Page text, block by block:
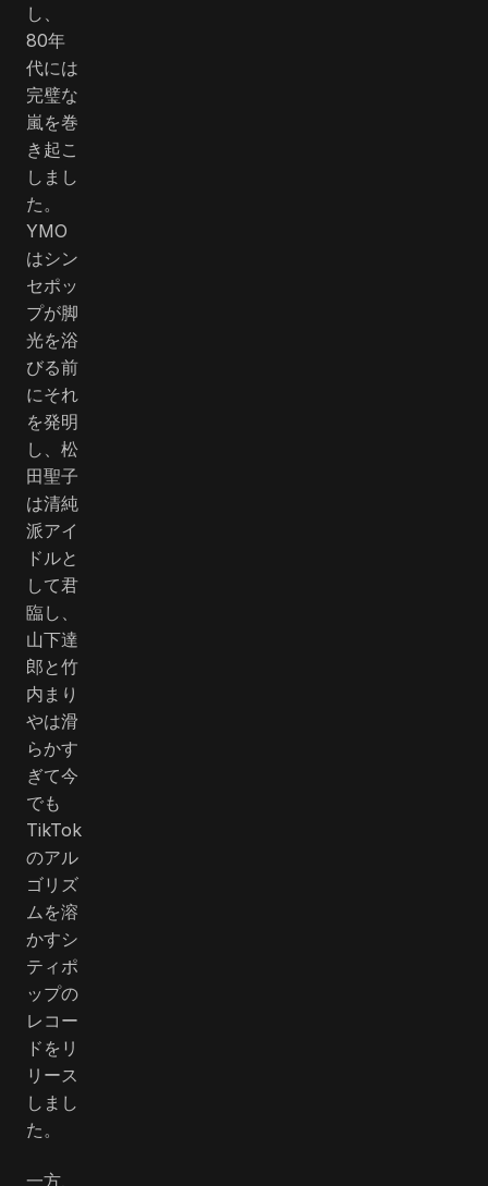
し、
80年
代には
完璧な
嵐を巻
き起こ
しまし
た。
YMO
はシン
セポッ
プが脚
光を浴
びる前
にそれ
を発明
し、松
田聖子
は清純
派アイ
ドルと
して君
臨し、
山下達
郎と竹
内まり
やは滑
らかす
ぎて今
でも
TikTok
のアル
ゴリズ
ムを溶
かすシ
ティポ
ップの
レコー
ドをリ
リース
しまし
た。
一方、